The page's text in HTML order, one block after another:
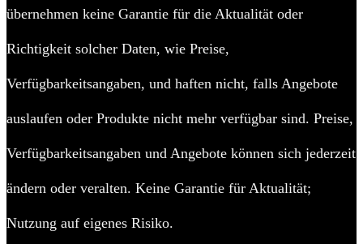
übernehmen keine Garantie für die Aktualität oder
Richtigkeit solcher Daten, wie Preise,
Verfügbarkeitsangaben, und haften nicht, falls Angebote
auslaufen oder Produkte nicht mehr verfügbar sind. Preise,
Verfügbarkeitsangaben und Angebote können sich jederzeit
ändern oder veralten. Keine Garantie für Aktualität;
Nutzung auf eigenes Risiko.